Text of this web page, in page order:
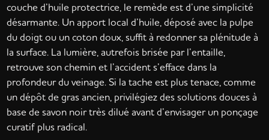
couche d’huile protectrice, le remède est d’une simplicité
désarmante. Un apport local d’huile, déposé avec la pulpe
du doigt ou un coton doux, suffit à redonner sa plénitude à
la surface. La lumière, autrefois brisée par l’entaille,
retrouve son chemin et l’accident s’efface dans la
profondeur du veinage. Si la tache est plus tenace, comme
un dépôt de gras ancien, privilégiez des solutions douces à
base de savon noir très dilué avant d’envisager un ponçage
curatif plus radical.